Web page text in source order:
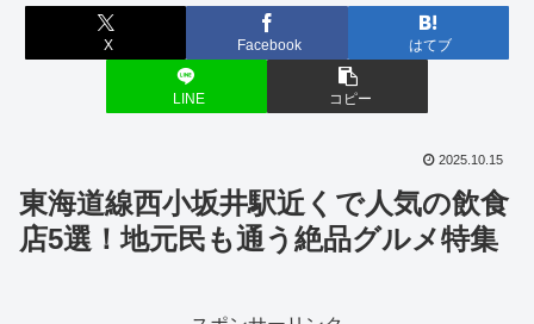
X Facebook はてブ
LINE コピー
2025.10.15
東海道線西小坂井駅近くで人気の飲食
店5選！地元民も通う絶品グルメ特集